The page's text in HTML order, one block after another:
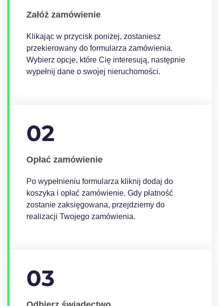
Załóż zamówienie
Klikając w przycisk poniżej, zostaniesz
przekierowany do formularza zamówienia.
Wybierz opcje, które Cię interesują, następnie
wypełnij dane o swojej nieruchomości.
02
Opłać zamówienie
Po wypełnieniu formularza kliknij dodaj do
koszyka i opłać zamówienie. Gdy płatność
zostanie zaksięgowana, przejdziemy do
realizacji Twojego zamówienia.
03